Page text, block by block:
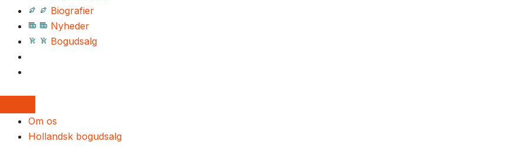
Biografier
Nyheder
Bogudsalg
Om os
Hollandsk bogudsalg